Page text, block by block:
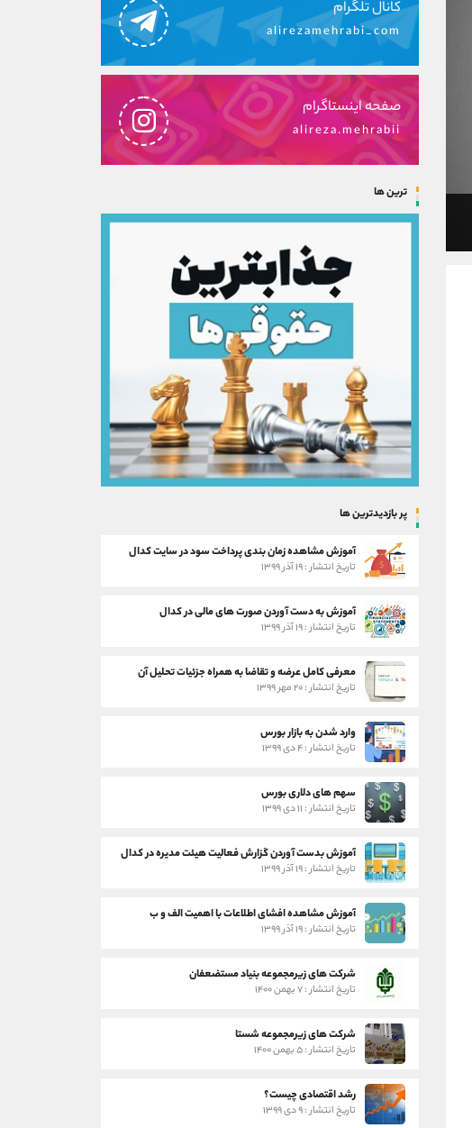
کانال تلگرام
alirezamehrabi_com
صفحه اینستاگرام
alireza.mehrabii
ترین ها
پر بازدیدترین ها
آموزش مشاهده زمان بندی پرداخت سود در سایت کدال
تاریخ انتشار : ۱۹ آذر ۱۳۹۹
آموزش به دست آوردن صورت های مالی در کدال
تاریخ انتشار : ۱۹ آذر ۱۳۹۹
معرفی کامل عرضه و تقاضا به همراه جزئیات تحلیل آن
تاریخ انتشار : ۲۰ مهر ۱۳۹۹
وارد شدن به بازار بورس
تاریخ انتشار : ۴ دی ۱۳۹۹
سهم های دلاری بورس
تاریخ انتشار : ۱۱ دی ۱۳۹۹
آموزش بدست آوردن گزارش فعالیت هیئت مدیره در کدال
تاریخ انتشار : ۱۹ آذر ۱۳۹۹
آموزش مشاهده افشای اطلاعات با اهمیت الف و ب
تاریخ انتشار : ۱۹ آذر ۱۳۹۹
شرکت های زیرمجموعه بنیاد مستضعفان
تاریخ انتشار : ۷ بهمن ۱۴۰۰
شرکت های زیرمجموعه شستا
تاریخ انتشار : ۵ بهمن ۱۴۰۰
رشد اقتصادی چیست؟
تاریخ انتشار : ۹ دی ۱۳۹۹